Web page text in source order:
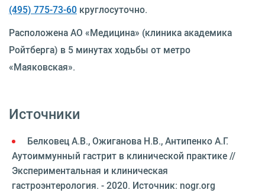
(495) 775-73-60 круглосуточно.
Расположена АО «Медицина» (клиника академика
Ройтберга) в 5 минутах ходьбы от метро
«Маяковская».
Источники
Белковец А.В., Ожиганова Н.В., Антипенко А.Г.
Аутоиммунный гастрит в клинической практике //
Экспериментальная и клиническая
гастроэнтерология. - 2020. Источник: nogr.org